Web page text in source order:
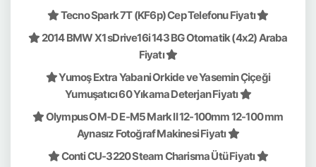
Tecno Spark 7T (KF6p) Cep Telefonu Fiyatı
2014 BMW X1 sDrive16i 143 BG Otomatik (4x2) Araba
Fiyatı
Yumoş Extra Yabani Orkide ve Yasemin Çiçeği
Yumuşatıcı 60 Yıkama Deterjan Fiyatı
Olympus OM-D E-M5 Mark II 12-100mm 12-100 mm
Aynasız Fotoğraf Makinesi Fiyatı
Conti CU-3220 Steam Charisma Ütü Fiyatı